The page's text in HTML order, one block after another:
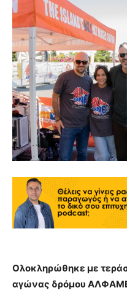
Ολοκληρώθηκε με
αγώνας δρόμου